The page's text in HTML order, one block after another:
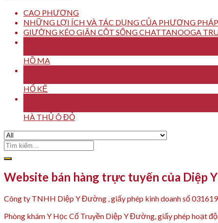
CAO PHƯƠNG
NHỮNG LỢI ÍCH VÀ TÁC DỤNG CỦA PHƯƠNG
GIƯỜNG KÉO GIÃN CỘT SỐNG CHATTANOOGA
HỒ MA
HỔ KẾ
HÀ THỦ Ô ĐỎ
Tìm
kiếm:
Website bán hàng trực tuyến của Diệp
Công ty TNHH Diệp Y Đường , giấy phép kinh doanh số
Phòng khám Y Học Cổ Truyền Diệp Y Đường, giấy phép hoạt